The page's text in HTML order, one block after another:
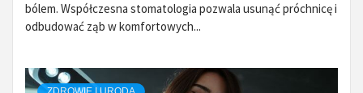
bólem. Współczesna stomatologia pozwala usunąć próchnicę i
odbudować ząb w komfortowych...